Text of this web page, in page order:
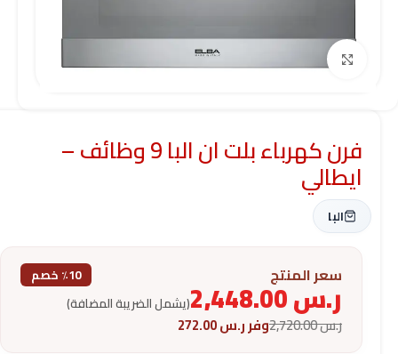
Click to enlarge
فرن كهرباء بلت ان البا 9 وظائف –
ايطالي
البا
سعر المنتج ٪10 خصم
ر.س (يشمل الضريبة المضافة)
ر.س2,720.00 وفرر.س